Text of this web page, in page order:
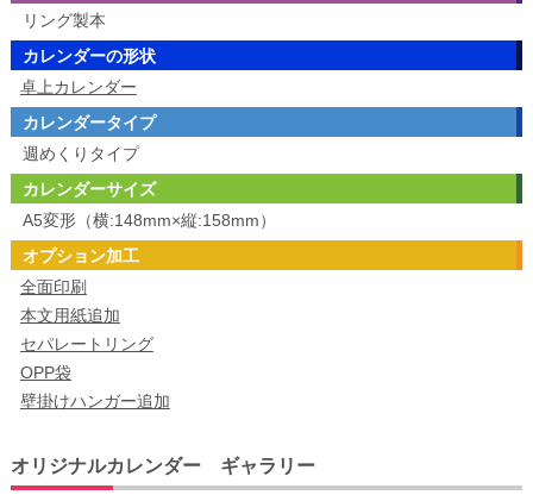
リング製本
カレンダーの形状
卓上カレンダー
カレンダータイプ
週めくりタイプ
カレンダーサイズ
A5変形（横:148mm×縦:158mm）
オプション加工
全面印刷
本文用紙追加
セパレートリング
OPP袋
壁掛けハンガー追加
オリジナルカレンダー ギャラリー